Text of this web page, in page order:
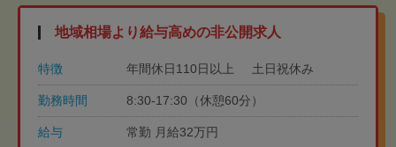
地域相場より給与高めの非公開求人
特徴 年間休日110日以上 土日祝休み
勤務時間 8:30-17:30（休憩60分）
給与 常勤 月給32万円